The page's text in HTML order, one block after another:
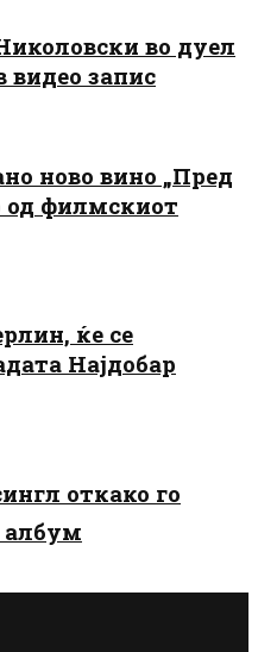
во дуел
видео запис
ново вино „Пред
од филмскиот
ќе се
Најдобар
откако го
албум